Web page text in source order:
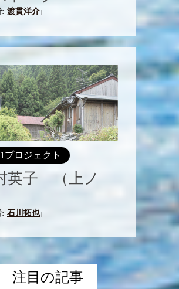
: 渡貫洋介
プロジェクト
英子 （上ノ
: 石川拓也|
注目の記事